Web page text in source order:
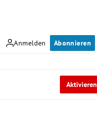
Anmelden Abonnieren
Aktivieren